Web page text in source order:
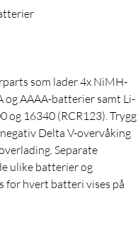
som lader 4x NiMH-
og AAAA-batterier samt Li-
og 16340 (RCR123). Trygg
Delta V-overvåking
Separate
ulike batterier og
for hvert batteri vises på